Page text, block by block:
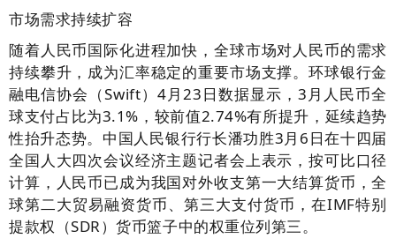
市场需求持续扩容
随着人民币国际化进程加快，全球市场对人民币的需求
持续攀升，成为汇率稳定的重要市场支撑。环球银行金
融电信协会（Swift）4月23日数据显示，3月人民币全
球支付占比为3.1%，较前值2.74%有所提升，延续趋势
性抬升态势。中国人民银行行长潘功胜3月6日在十四届
全国人大四次会议经济主题记者会上表示，按可比口径
计算，人民币已成为我国对外收支第一大结算货币，全
球第二大贸易融资货币、第三大支付货币，在IMF特别
提款权（SDR）货币篮子中的权重位列第三。